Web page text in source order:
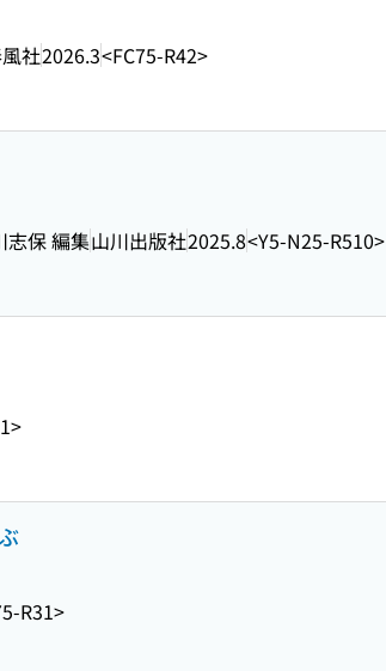
社2026.3<FC75-R42>
志保 編集山川出版社2025.8<Y5-N25-R510>
R31>